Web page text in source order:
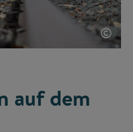
©
auf dem